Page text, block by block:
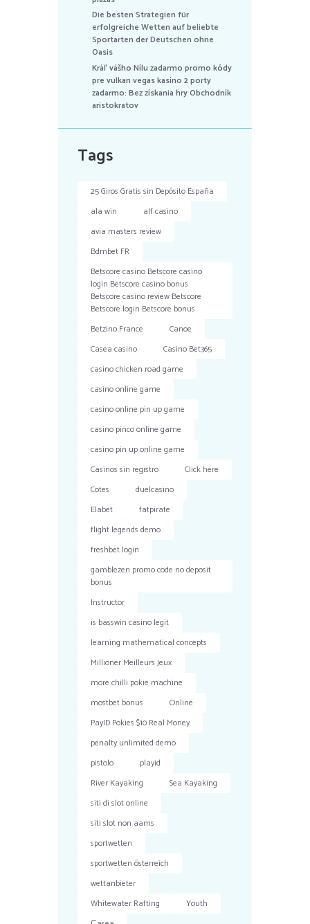
Die besten Strategien für
erfolgreiche Wetten auf beliebte
Sportarten der Deutschen ohne
Oasis
Kráľ vášho Nílu zadarmo promo kódy
pre vulkan vegas kasíno 2 porty
zadarmo: Bez získania hry Obchodník
aristokratov
Tags
25 Giros Gratis sin Depósito España
ala win
alf casino
avia masters review
Bdmbet FR
Betscore casino Betscore casino
login Betscore casino bonus
Betscore casino review Betscore
Betscore login Betscore bonus
Betzino France
Canoe
Casea casino
Casino Bet365
casino chicken road game
casino online game
casino online pin up game
casino pinco online game
casino pin up online game
Casinos sin registro
Click here
Cotes
duelcasino
Elabet
fatpirate
flight legends demo
freshbet login
gamblezen promo code no deposit
bonus
Instructor
is basswin casino legit
learning mathematical concepts
Millioner Meilleurs Jeux
more chilli pokie machine
mostbet bonus
Online
PayID Pokies $10 Real Money
penalty unlimited demo
pistolo
playid
River Kayaking
Sea Kayaking
siti di slot online
siti slot non aams
sportwetten
sportwetten österreich
wettanbieter
Whitewater Rafting
Youth